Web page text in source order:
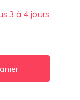
3 à 4 jours